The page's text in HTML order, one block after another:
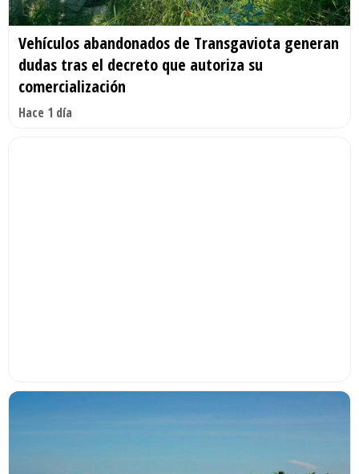
Vehículos abandonados de Transgaviota generan
dudas tras el decreto que autoriza su
comercialización
Hace 1 día